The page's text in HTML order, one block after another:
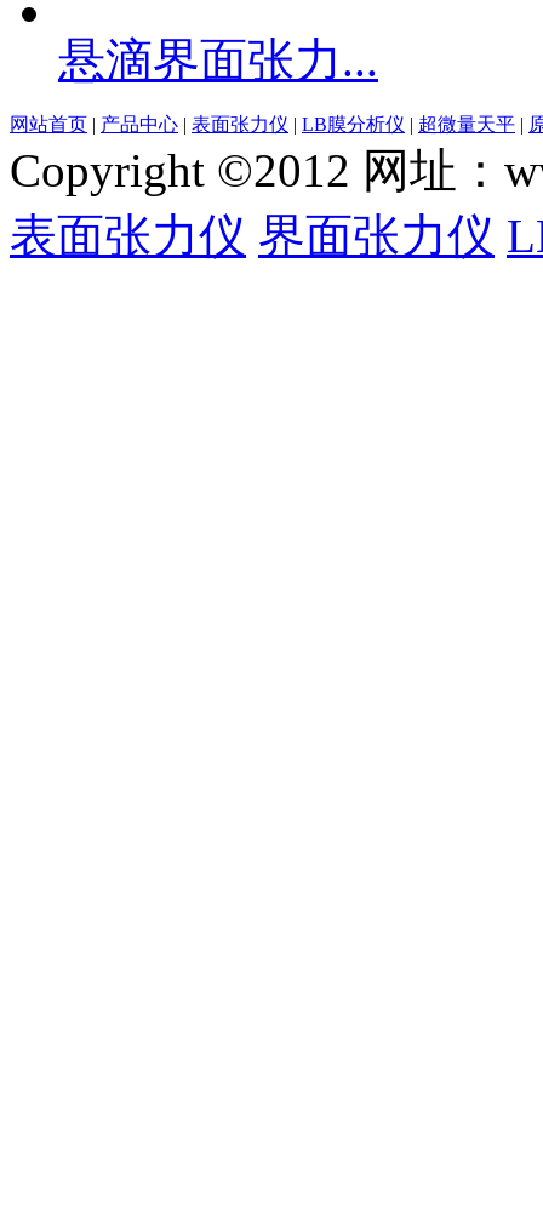
悬滴界面张力...
网站首页 | 产品中心 | 表面张力仪 | LB膜分析仪 | 超微量天平 |
Copyright ©2012 网址：
表面张力仪 界面张力仪